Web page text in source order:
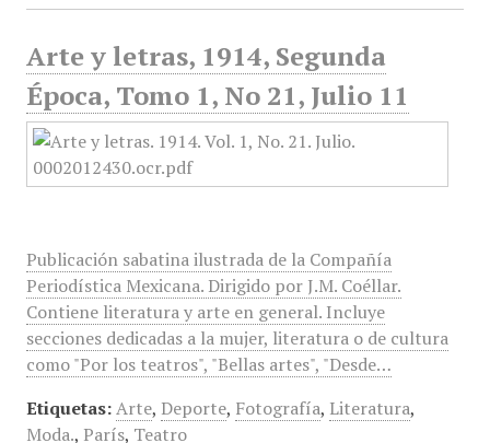
Arte y letras, 1914, Segunda
Época, Tomo 1, No 21, Julio 11
Publicación sabatina ilustrada de la Compañía
Periodística Mexicana. Dirigido por J.M. Coéllar.
Contiene literatura y arte en general. Incluye
secciones dedicadas a la mujer, literatura o de cultura
como "Por los teatros", "Bellas artes", "Desde…
Etiquetas: Arte, Deporte, Fotografía, Literatura,
Moda., París, Teatro